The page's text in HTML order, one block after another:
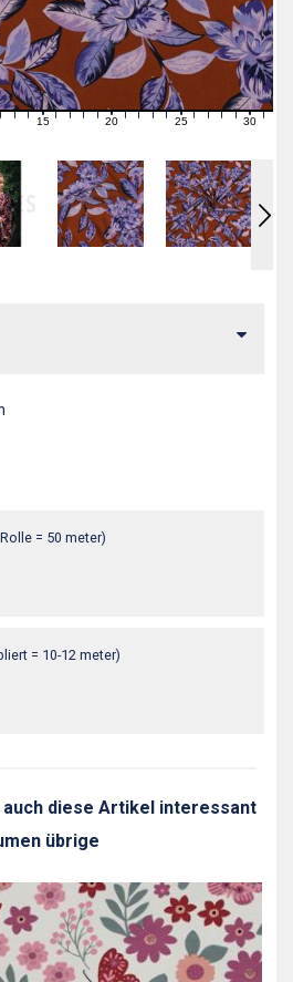
13141516171819 2021222324252627282930 31
= 50 meter)
= 10-12 meter)
diese Artikel interessant
übrige